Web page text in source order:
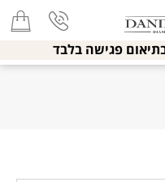
פגישה בלבד